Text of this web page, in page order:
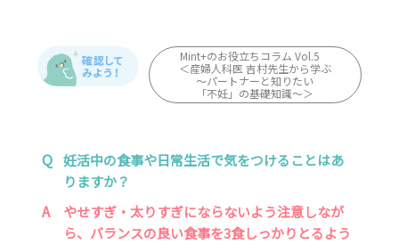
Mint+のお役立ちコラム Vol.5
＜産婦人科医 吉村先生から学ぶ
～パートナーと知りたい
「不妊」の基礎知識～＞
Q 妊活中の食事や日常生活で気をつけることはあ
りますか？
A
やせすぎ・太りすぎにならないよう注意しなが
ら、バランスの良い食事を3食しっかりとるよう